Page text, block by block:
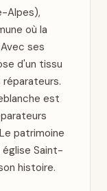
Alpes),
où la
ses
d'un tissu
est
patrimoine
Saint-
histoire.